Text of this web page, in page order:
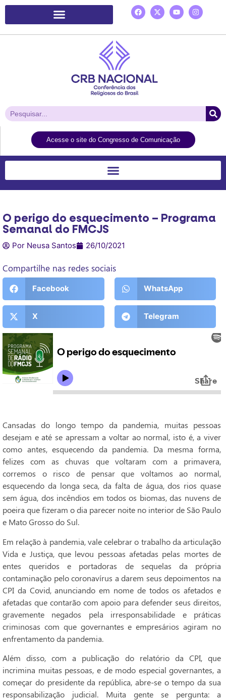
Acesse o site do Congresso de Comunicação
O perigo do esquecimento – Programa
Semanal do FMCJS
Por Neusa Santos 26/10/2021
Compartilhe nas redes sociais
Facebook WhatsApp
X Telegram
Cansadas do longo tempo da pandemia, muitas pessoas
desejam e até se apressam a voltar ao normal, isto é, a viver
como antes, esquecendo da pandemia. Da mesma forma,
felizes com as chuvas que voltaram com a primavera,
corremos o risco de pensar que voltamos ao normal,
esquecendo da longa seca, da falta de água, dos rios quase
sem água, dos incêndios em todos os biomas, das nuvens de
poeira que fizeram o dia parecer noite no interior de São Paulo
e Mato Grosso do Sul.
Em relação à pandemia, vale celebrar o trabalho da articulação
Vida e Justiça, que levou pessoas afetadas pelas mortes de
entes queridos e portadoras de sequelas da própria
contaminação pelo coronavírus a darem seus depoimentos na
CPI da Covid, anunciando em nome de todos os afetados e
afetadas que contarão com apoio para defender seus direitos,
gravemente negados pela irresponsabilidade e práticas
criminosas com que governantes e empresários agiram no
enfrentamento da pandemia.
Além disso, com a publicação do relatório da CPI, que
incrimina muitas pessoas, e de modo especial governantes, a
começar do presidente da república, abre-se o tempo da sua
responsabilização judicial. Muita gente se pergunta: a